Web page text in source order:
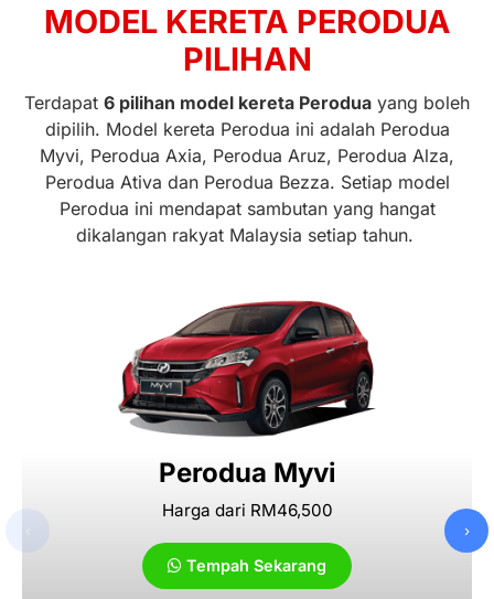
MODEL KERETA PERODUA
PILIHAN
Terdapat 6 pilihan model kereta Perodua yang boleh
dipilih. Model kereta Perodua ini adalah Perodua
Myvi, Perodua Axia, Perodua Aruz, Perodua Alza,
Perodua Ativa dan Perodua Bezza. Setiap model
Perodua ini mendapat sambutan yang hangat
dikalangan rakyat Malaysia setiap tahun.
Perodua Myvi
Harga dari RM46,500
Tempah Sekarang
›